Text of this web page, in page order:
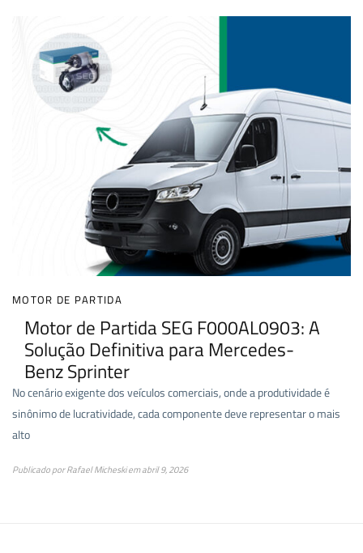
MOTOR DE PARTIDA
Motor de Partida SEG F000AL0903: A
Solução Definitiva para Mercedes-
Benz Sprinter
No cenário exigente dos veículos comerciais, onde a produtividade é
sinônimo de lucratividade, cada componente deve representar o mais
alto
Publicado porRafael Micheskiemabril 9, 2026